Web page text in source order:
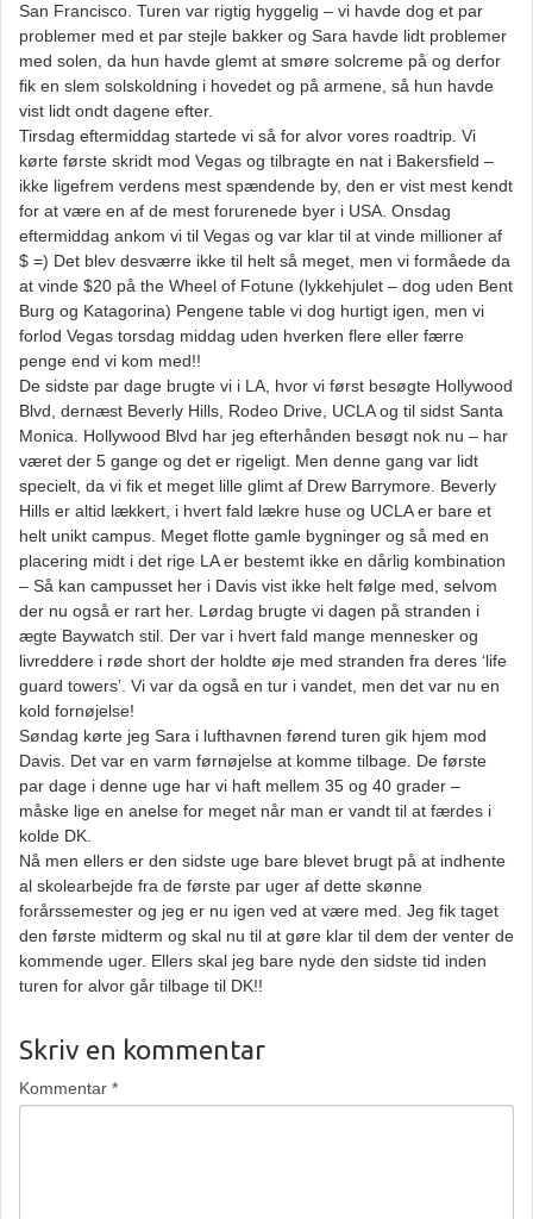
San Francisco. Turen var rigtig hyggelig – vi havde dog et par
problemer med et par stejle bakker og Sara havde lidt problemer
med solen, da hun havde glemt at smøre solcreme på og derfor
fik en slem solskoldning i hovedet og på armene, så hun havde
vist lidt ondt dagene efter.
Tirsdag eftermiddag startede vi så for alvor vores roadtrip. Vi
kørte første skridt mod Vegas og tilbragte en nat i Bakersfield –
ikke ligefrem verdens mest spændende by, den er vist mest kendt
for at være en af de mest forurenede byer i USA. Onsdag
eftermiddag ankom vi til Vegas og var klar til at vinde millioner af
$ =) Det blev desværre ikke til helt så meget, men vi formåede da
at vinde $20 på the Wheel of Fotune (lykkehjulet – dog uden Bent
Burg og Katagorina) Pengene table vi dog hurtigt igen, men vi
forlod Vegas torsdag middag uden hverken flere eller færre
penge end vi kom med!!
De sidste par dage brugte vi i LA, hvor vi først besøgte Hollywood
Blvd, dernæst Beverly Hills, Rodeo Drive, UCLA og til sidst Santa
Monica. Hollywood Blvd har jeg efterhånden besøgt nok nu – har
været der 5 gange og det er rigeligt. Men denne gang var lidt
specielt, da vi fik et meget lille glimt af Drew Barrymore. Beverly
Hills er altid lækkert, i hvert fald lækre huse og UCLA er bare et
helt unikt campus. Meget flotte gamle bygninger og så med en
placering midt i det rige LA er bestemt ikke en dårlig kombination
– Så kan campusset her i Davis vist ikke helt følge med, selvom
der nu også er rart her. Lørdag brugte vi dagen på stranden i
ægte Baywatch stil. Der var i hvert fald mange mennesker og
livreddere i røde short der holdte øje med stranden fra deres ‘life
guard towers’. Vi var da også en tur i vandet, men det var nu en
kold fornøjelse!
Søndag kørte jeg Sara i lufthavnen førend turen gik hjem mod
Davis. Det var en varm førnøjelse at komme tilbage. De første
par dage i denne uge har vi haft mellem 35 og 40 grader –
måske lige en anelse for meget når man er vandt til at færdes i
kolde DK.
Nå men ellers er den sidste uge bare blevet brugt på at indhente
al skolearbejde fra de første par uger af dette skønne
forårssemester og jeg er nu igen ved at være med. Jeg fik taget
den første midterm og skal nu til at gøre klar til dem der venter de
kommende uger. Ellers skal jeg bare nyde den sidste tid inden
turen for alvor går tilbage til DK!!
Skriv en kommentar
Kommentar *